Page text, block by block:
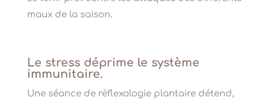
maux de la saison.
Le stress déprime le système
immunitaire.
Une séance de réflexologie plantaire détend,